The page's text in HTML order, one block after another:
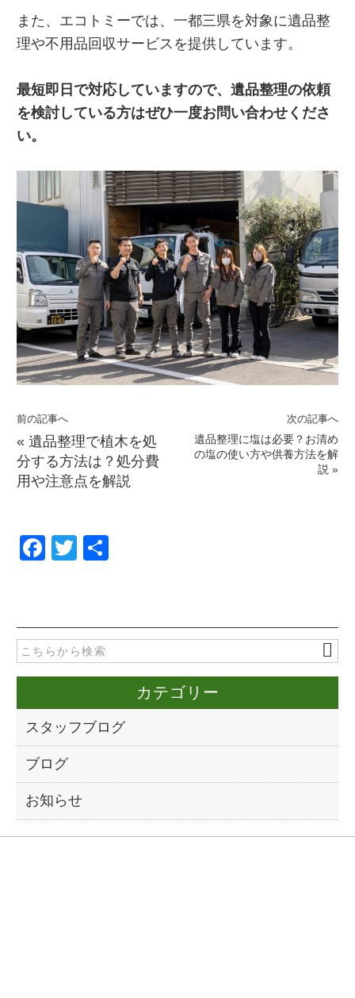
また、エコトミーでは、一都三県を対象に遺品整
理や不用品回収サービスを提供しています。
最短即日で対応していますので、遺品整理の依頼
を検討している方はぜひ一度お問い合わせくださ
い。
前の記事へ
« 遺品整理で植木を処
分する方法は？処分費
用や注意点を解説
次の記事へ
遺品整理に塩は必要？お清め
の塩の使い方や供養方法を解
説 »
F
e
b
o
k
T
er
カテゴリー
スタッフブログ
ブログ
お知らせ